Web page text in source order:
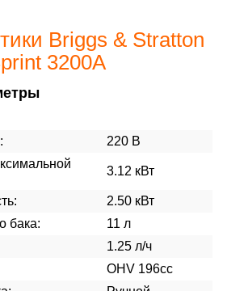
Briggs & Stratton
3200A
220 В
3.12 кВт
2.50 кВт
бака:
11 л
1.25 л/ч
OHV 196cc